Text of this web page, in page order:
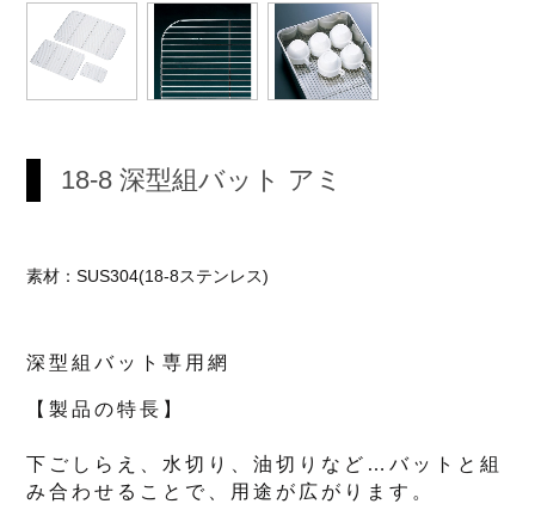
18-8 深型組バット アミ
素材：SUS304(18-8ステンレス)
深型組バット専用網
【製品の特長】
下ごしらえ、水切り、油切りなど…バットと組
み合わせることで、用途が広がります。